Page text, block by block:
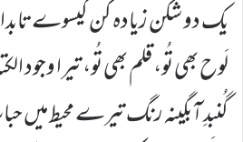
یک دو شکن زیادہ کُن گیسوے
لَوح بھی تُو، قلم بھی تُو، تیرا وجود
گُنبدِ آبگینہ رنگ تیرے محیط میں